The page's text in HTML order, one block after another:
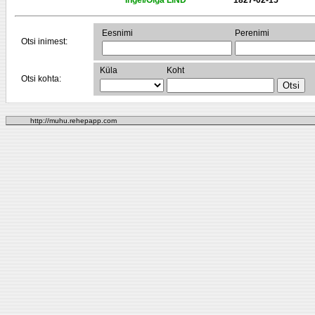
Otsi inimest:
Eesnimi Perenimi
Otsi kohta:
Küla Koht
http://muhu.rehepapp.com